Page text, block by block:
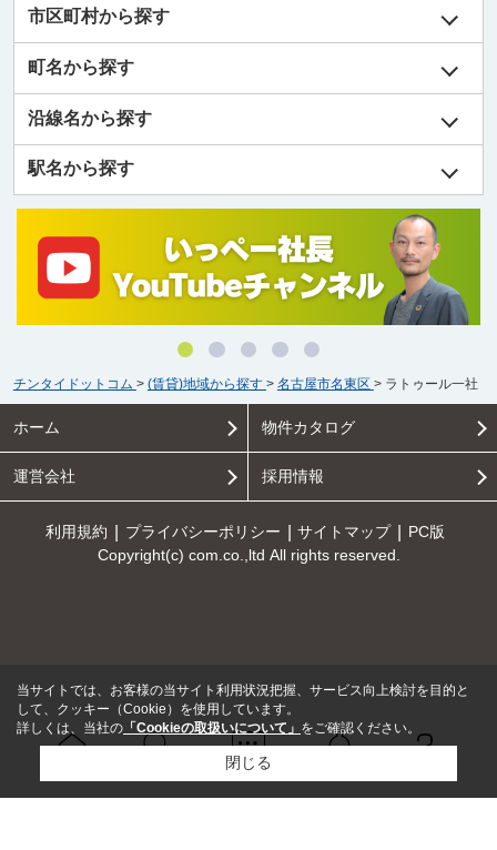
問い合せ
市区町村から探す
町名から探す
沿線名から探す
駅名から探す
チンタイドットコム > (賃貸)地域から探す > 名古屋市名東区 > ラトゥール一社
ホーム 物件カタログ
運営会社 採用情報
利用規約 プライバシーポリシー サイトマップ
PC版
Copyright(c) com.co.,ltd All rights reserved.
当サイトでは、お客様の当サイト利用状況把握、サービス向上検討を目的と
して、クッキー（Cookie）を使用しています。
詳しくは、当社の 「Cookieの取扱いについて」 をご確認ください。
閉じる